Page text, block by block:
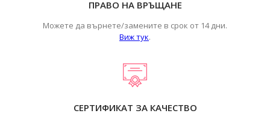
ПРАВО НА ВРЪЩАНЕ
Можете да върнете/замените в срок от 14 дни.
Виж тук.
СЕРТИФИКАТ ЗА КАЧЕСТВО